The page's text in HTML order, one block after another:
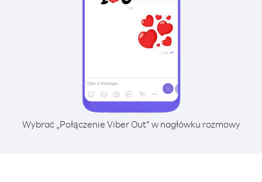
Wybrać „Połączenie Viber Out” w nagłówku rozmowy